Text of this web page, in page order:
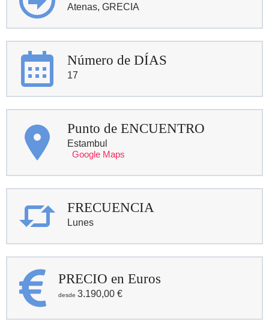
Atenas, GRECIA
Número de DÍAS
17
Punto de ENCUENTRO
Estambul
Google Maps
FRECUENCIA
Lunes
PRECIO en Euros
3.190,00 €